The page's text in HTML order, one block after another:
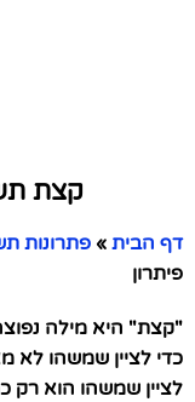
קצת
דף הבית » פתרונות
פיתרון
"קצת" היא מילה
כדי לציין שמשהו לא
לציין שמשהו הוא